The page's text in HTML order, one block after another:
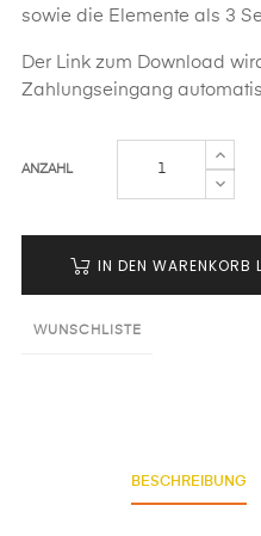
sowie die Elemente als 3
Der Link zum Download
Zahlungseingang
ANZAHL
IN DEN WARENKORB
WUNSCHLISTE
BESCHREIBUNG